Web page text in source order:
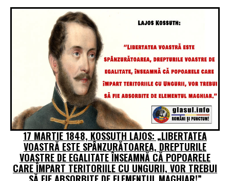
17 MARTIE 1848, KOSSUTH LAJOS: „LIBERTATEA
VOASTRĂ ESTE SPÂNZURĂTOAREA, DREPTURILE
VOASTRE DE EGALITATE ÎNSEAMNĂ CĂ POPOARELE
CARE ÎMPART TERITORIILE CU UNGURII, VOR TREBUI